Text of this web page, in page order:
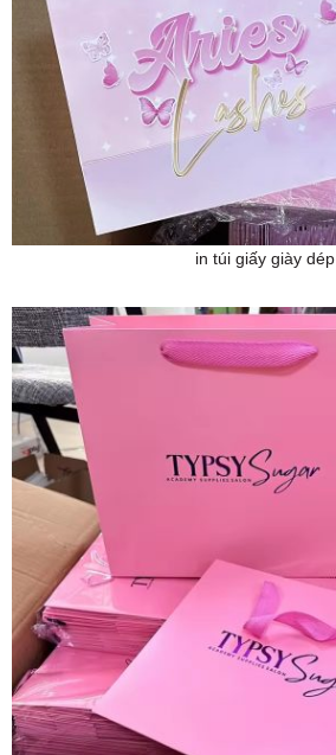
in túi giấy giày dép